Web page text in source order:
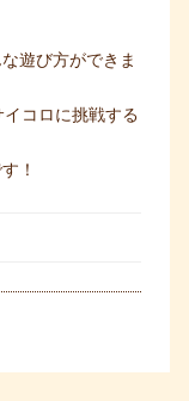
遊び方ができま
コロに挑戦する
！